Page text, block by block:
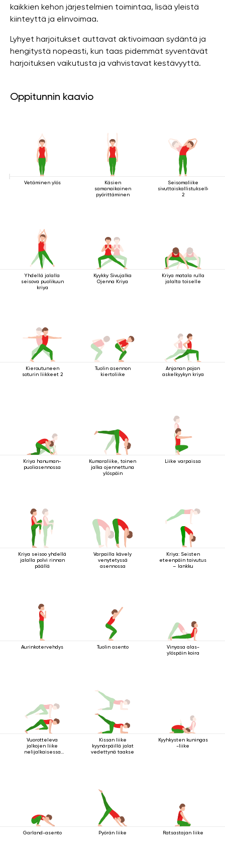
kaikkien kehon järjestelmien toimintaa, lisää yleistä
kiinteyttä ja elinvoimaa.
Lyhyet harjoitukset auttavat aktivoimaan sydäntä ja
hengitystä nopeasti, kun taas pidemmät syventävät
harjoituksen vaikutusta ja vahvistavat kestävyyttä.
Oppitunnin kaavio
Vetäminen ylös
Käsien
samanaikainen
pyörittäminen
Seisomaliike
sivuttaiskallistuksella
2
Yhdellä jalalla
seisova puolikuun
kriya
Kyykky Sivujalka
Ojenna Kriya
Kriya matala rulla
jalalta toiselle
Kieroutuneen
soturin liikkeet 2
Tuolin asennon
kiertoliike
Anjanan pojan
askelkyykyn kriya
Kriya hanuman-
puoliasennossa
Kumaraliike, toinen
jalka ojennettuna
ylöspäin
Liike varpaissa
Kriya seisoo yhdellä
jalalla polvi rinnan
päällä
Varpailla kävely
venytetyssä
asennossa
Kriya: Seisten
eteenpäin taivutus
– lankku
Aurinkotervehdys Tuolin asento
Vinyasa alas-
ylöspäin koira
Vuorotteleva
jalkojen liike
nelijalkaisessa
Kissan liike
kyynärpäillä jalat
vedettynä taakse
Kyyhkysten kuningas
-liike
Garland-asento Pyörän liike Ratsastajan liike